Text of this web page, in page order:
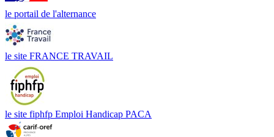
le portail de l'alternance
le site FRANCE TRAVAIL
le site fiphfp Emploi Handicap PACA